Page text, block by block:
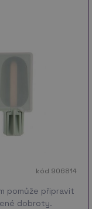
kód 906814
pomůže připravit
dobroty.